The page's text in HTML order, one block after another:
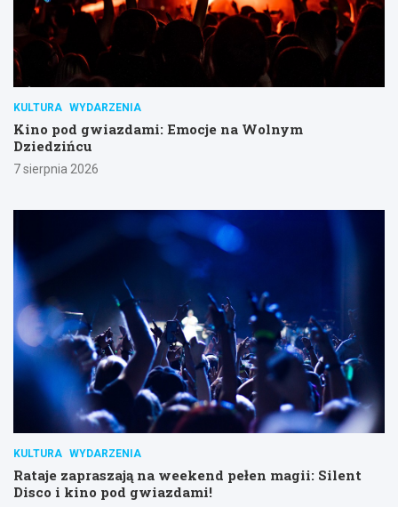
KULTURA WYDARZENIA
Kino pod gwiazdami: Emocje na Wolnym
Dziedzińcu
7 sierpnia 2026
KULTURA WYDARZENIA
Rataje zapraszają na weekend pełen magii: Silent
Disco i kino pod gwiazdami!